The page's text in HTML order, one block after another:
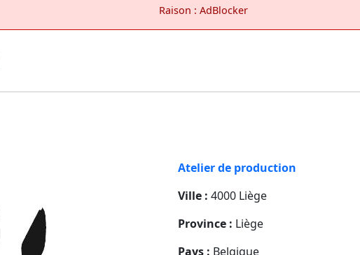
Raison : AdBlocker
Atelier de production
Ville : 4000 Liège
Province : Liège
Pays : Belgique